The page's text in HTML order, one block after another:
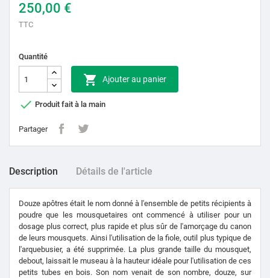
250,00 €
TTC
Quantité
 Ajouter au panier
 Produit fait à la main
Partager
Description Détails de l'article
Douze apôtres était le nom donné à l'ensemble de petits récipients à
poudre que les mousquetaires ont commencé à utiliser pour un
dosage plus correct, plus rapide et plus sûr de l'amorçage du canon
de leurs mousquets. Ainsi l'utilisation de la fiole, outil plus typique de
l'arquebusier, a été supprimée. La plus grande taille du mousquet,
debout, laissait le museau à la hauteur idéale pour l'utilisation de ces
petits tubes en bois. Son nom venait de son nombre, douze, sur